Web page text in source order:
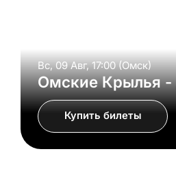
Вс, 09 Авг, 17:00 (Омск)
Омские Крылья
Купить билеты